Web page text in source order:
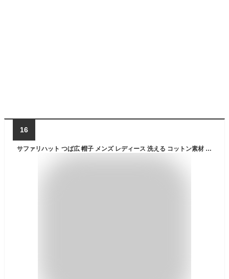
16
サファリハット つば広 帽子 メンズ レディース 洗える コットン素材 UVカット 紫外線カット 大きいサイズあり アドベンチャーハット L XL 深め 釣り フィッシング アウトドア 登山 海 キャンプ バーベキュー おしゃれ 無地 ウォッシュ加工 春夏 秋冬